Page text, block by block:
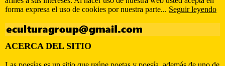
forma expresa el uso de cookies por nuestra parte... Seguir leyendo
ACERCA DEL SITIO